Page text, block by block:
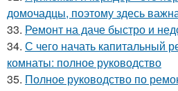
домочадцы, поэтому здесь
33. Ремонт на даче быстро и
34. С чего начать капитальный
комнаты: полное руководство
35. Полное руководство по